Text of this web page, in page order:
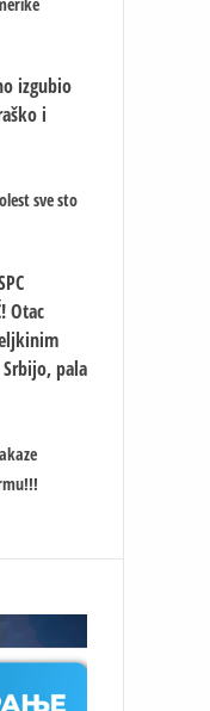
izgubio
i
sve sto
Otac
Srbijo, pala